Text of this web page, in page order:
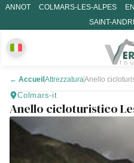
ANNOT COLMARS-LES-ALPES
SAINT-
← Accueil AttrezzaturaAnello
Colmars-it
Anello cicloturistico